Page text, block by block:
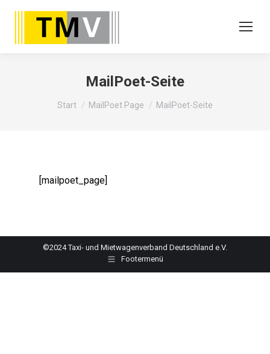
MailPoet-Seite
Sie befinden sich hier:
Start MailPoet Page MailPoet-Seite
[mailpoet_page]
©2024 Taxi- und Mietwagenverband Deutschland e.V.
Footermenü